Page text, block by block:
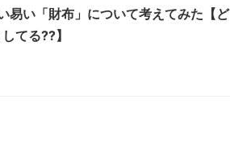
易い「財布」について考えてみた【ど
てる??】